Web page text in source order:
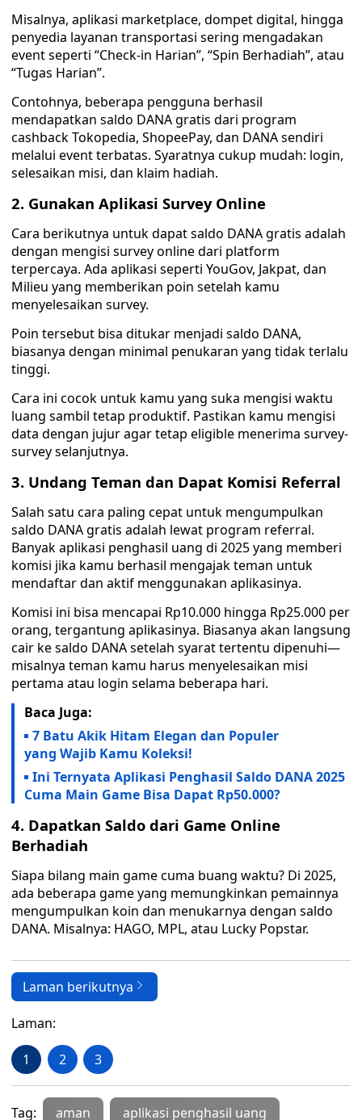
Misalnya, aplikasi marketplace, dompet digital, hingga
penyedia layanan transportasi sering mengadakan
event seperti “Check-in Harian”, “Spin Berhadiah”, atau
“Tugas Harian”.
Contohnya, beberapa pengguna berhasil
mendapatkan saldo DANA gratis dari program
cashback Tokopedia, ShopeePay, dan DANA sendiri
melalui event terbatas. Syaratnya cukup mudah: login,
selesaikan misi, dan klaim hadiah.
2. Gunakan Aplikasi Survey Online
Cara berikutnya untuk dapat saldo DANA gratis adalah
dengan mengisi survey online dari platform
terpercaya. Ada aplikasi seperti YouGov, Jakpat, dan
Milieu yang memberikan poin setelah kamu
menyelesaikan survey.
Poin tersebut bisa ditukar menjadi saldo DANA,
biasanya dengan minimal penukaran yang tidak terlalu
tinggi.
Cara ini cocok untuk kamu yang suka mengisi waktu
luang sambil tetap produktif. Pastikan kamu mengisi
data dengan jujur agar tetap eligible menerima survey-
survey selanjutnya.
3. Undang Teman dan Dapat Komisi Referral
Salah satu cara paling cepat untuk mengumpulkan
saldo DANA gratis adalah lewat program referral.
Banyak aplikasi penghasil uang di 2025 yang memberi
komisi jika kamu berhasil mengajak teman untuk
mendaftar dan aktif menggunakan aplikasinya.
Komisi ini bisa mencapai Rp10.000 hingga Rp25.000 per
orang, tergantung aplikasinya. Biasanya akan langsung
cair ke saldo DANA setelah syarat tertentu dipenuhi—
misalnya teman kamu harus menyelesaikan misi
pertama atau login selama beberapa hari.
Baca Juga:
7 Batu Akik Hitam Elegan dan Populer
yang Wajib Kamu Koleksi!
Ini Ternyata Aplikasi Penghasil Saldo DANA 2025
Cuma Main Game Bisa Dapat Rp50.000?
4. Dapatkan Saldo dari Game Online
Berhadiah
Siapa bilang main game cuma buang waktu? Di 2025,
ada beberapa game yang memungkinkan pemainnya
mengumpulkan koin dan menukarnya dengan saldo
DANA. Misalnya: HAGO, MPL, atau Lucky Popstar.
Laman berikutnya
Laman:
1 2 3
Tag: aman aplikasi penghasil uang